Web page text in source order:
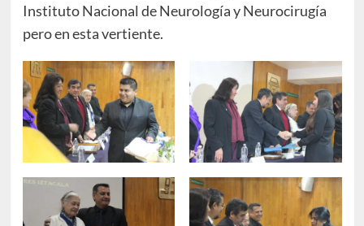
Instituto Nacional de Neurología y Neurocirugía
pero en esta vertiente.